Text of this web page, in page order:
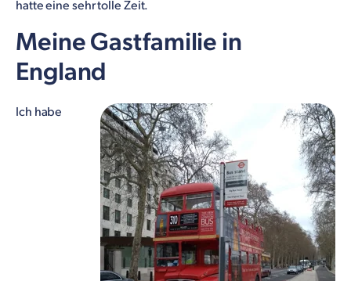
hatte eine sehr tolle Zeit.
Meine Gastfamilie in
England
Ich habe